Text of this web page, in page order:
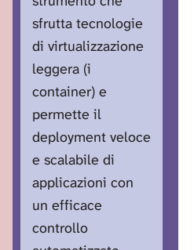
sfrutta tecnologie
di virtualizzazione
leggera (i
container) e
permette il
deployment veloce
e scalabile di
applicazioni con
un efficace
controllo